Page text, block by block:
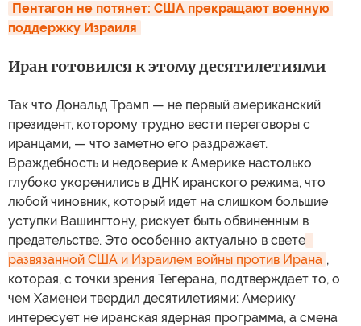
Пентагон не потянет: США прекращают военную
поддержку Израиля
Иран готовился к этому десятилетиями
Так что Дональд Трамп — не первый американский
президент, которому трудно вести переговоры с
иранцами, — что заметно его раздражает.
Враждебность и недоверие к Америке настолько
глубоко укоренились в ДНК иранского режима, что
любой чиновник, который идет на слишком большие
уступки Вашингтону, рискует быть обвиненным в
предательстве. Это особенно актуально в свете
развязанной США и Израилем войны против Ирана ,
которая, с точки зрения Тегерана, подтверждает то, о
чем Хаменеи твердил десятилетиями: Америку
интересует не иранская ядерная программа, а смена